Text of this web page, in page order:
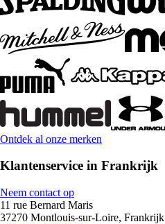
Ontdek al onze merken
Klantenservice in Frankrijk
Neem contact op
11 rue Bernard Maris
37270 Montlouis-sur-Loire, Frankrijk